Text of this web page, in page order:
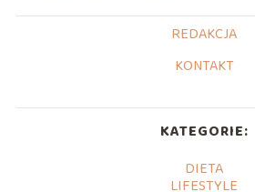
REDAKCJA
KONTAKT
KATEGORIE:
DIETA
LIFESTYLE